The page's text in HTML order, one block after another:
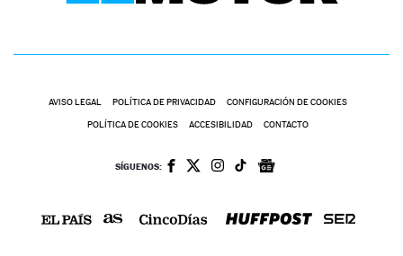
AVISO LEGAL POLÍTICA DE PRIVACIDAD CONFIGURACIÓN DE COOKIES
POLÍTICA DE COOKIES ACCESIBILIDAD CONTACTO
SÍGUENOS: